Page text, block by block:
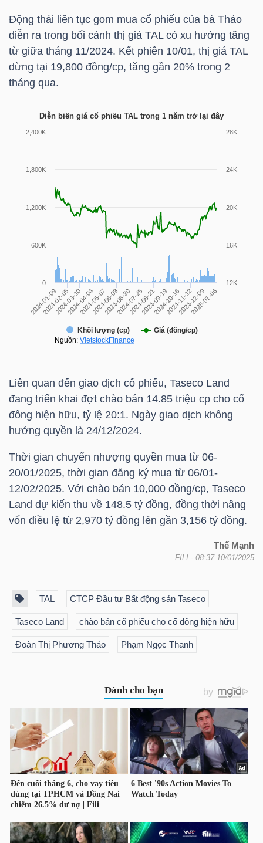
Động thái liên tục gom mua cổ phiếu của bà Thảo
diễn ra trong bối cảnh thị giá TALcó xu hướng tăng
từ giữa tháng 11/2024. Kết phiên 10/01, thị giá TAL
dừng tại 19,800 đồng/cp, tăng gần 20% trong 2
tháng qua.
Diễn biến giá cổ phiếu TAL trong 1 năm trở lại đây
Liên quan đến giao dịch cổ phiếu, Taseco Land
đang triển khai đợt chào bán 14.85 triệu cp cho cổ
đông hiện hữu, tỷ lệ 20:1. Ngày giao dịch không
hưởng quyền là 24/12/2024.
Thời gian chuyển nhượng quyền mua từ 06-
20/01/2025, thời gian đăng ký mua từ 06/01-
12/02/2025. Với chào bán 10,000 đồng/cp, Taseco
Land dự kiến thu về 148.5 tỷ đồng, đồng thời nâng
vốn điều lệ từ 2,970 tỷ đồng lên gần 3,156 tỷ đồng.​
Thế Mạnh
FILI - 08:37 10/01/2025
TAL CTCP Đầu tư Bất động sản Taseco
Taseco Land chào bán cổ phiếu cho cổ đông hiện hữu
Đoàn Thị Phương Thảo Phạm Ngọc Thanh
THẾ
GIỚI
ĐÔNG
DƯƠNG
CHÍNH
TÍCH
VIETSTOCKFINANCE
VĨ
MÔ
DOANH
TRÁI
PHIẾU
CÔNG
CỤ
ĐẦU